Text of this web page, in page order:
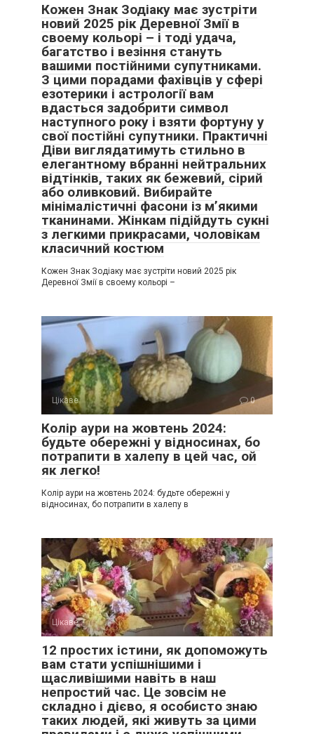
Кожен Знак Зодіаку має зустріти
новий 2025 рік Деревної Змії в
своему кольорі – і тоді удача,
багатство і везіння стануть
вашими постійними супутниками.
З цими порадами фахівців у сфері
езотерики і астрології вам
вдасться задобрити символ
наступного року і взяти фортуну у
свої постійні супутники. Практичні
Діви виглядатимуть стильно в
елегантному вбранні нейтральних
відтінків, таких як бежевий, сірий
або оливковий. Вибирайте
мінімалістичні фасони із м’якими
тканинами. Жінкам підійдуть сукні
з легкими прикрасами, чоловікам
класичний костюм
Кожен Знак Зодіаку має зустріти новий 2025 рік
Деревної Змії в своему кольорі –
Цікаве 0
Колір аури на жовтень 2024:
будьте обережні у відносинах, бо
потрапити в халепу в цей час, ой
як легко!
Колір аури на жовтень 2024: будьте обережні у
відносинах, бо потрапити в халепу в
Цікаве 0
12 простих істини, як допоможуть
вам стати успішнішими і
щасливішими навіть в наш
непростий час. Це зовсім не
складно і дієво, я особисто знаю
таких людей, які живуть за цими